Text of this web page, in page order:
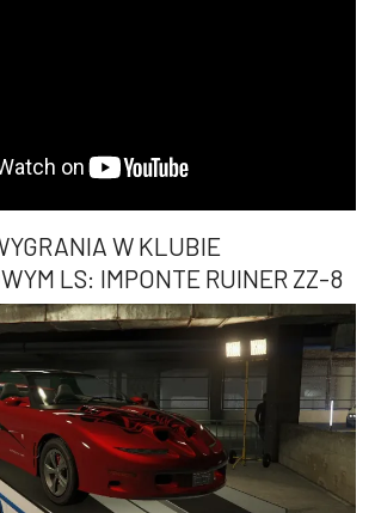
W KLUBIE
LS: IMPONTE RUINER ZZ-8